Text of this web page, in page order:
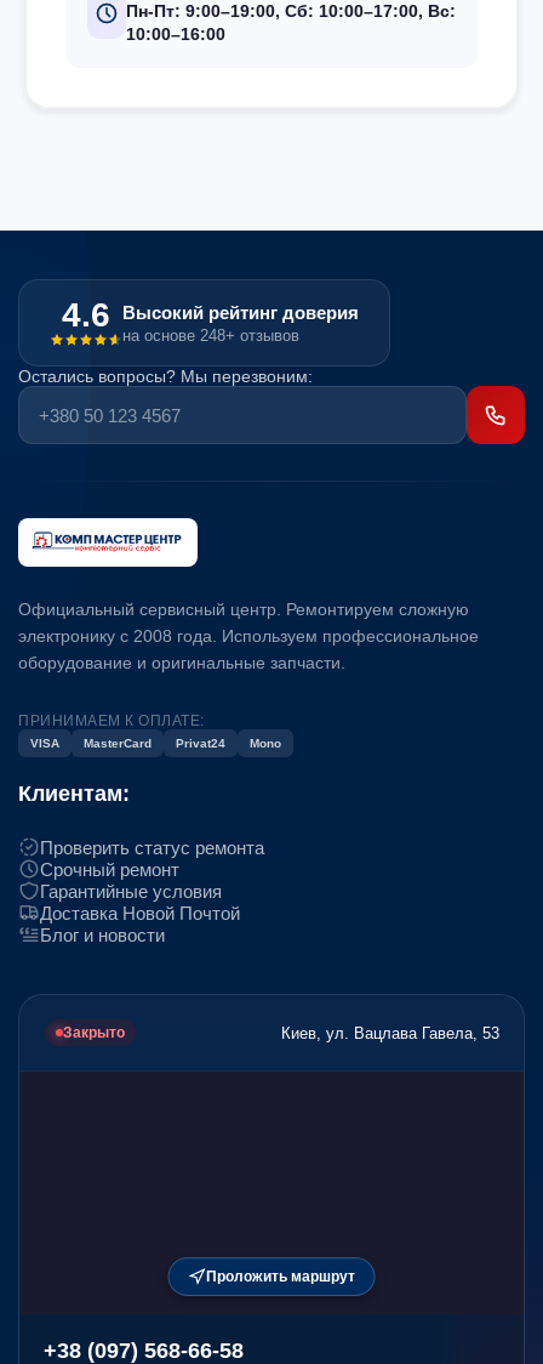
Пн-Пт: 9:00–19:00, Сб: 10:00–17:00, Вс:
10:00–16:00
4.6 Высокий рейтинг доверия
на основе 248+ отзывов
Остались вопросы? Мы перезвоним:
Официальный сервисный центр. Ремонтируем сложную
электронику с 2008 года. Используем профессиональное
оборудование и оригинальные запчасти.
ПРИНИМАЕМ К ОПЛАТЕ:
VISA MasterCard Privat24 Mono
Клиентам:
Проверить статус ремонта
Срочный ремонт
Гарантийные условия
Доставка Новой Почтой
Блог и новости
Закрыто Киев, ул. Вацлава Гавела, 53
Проложить маршрут
+38 (097) 568-66-58